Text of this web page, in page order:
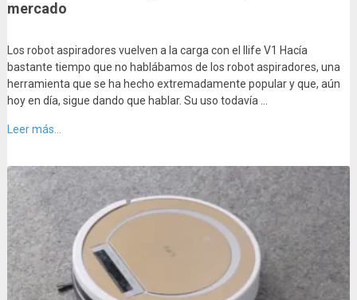
mercado
Los robot aspiradores vuelven a la carga con el Ilife V1 Hacía
bastante tiempo que no hablábamos de los robot aspiradores, una
herramienta que se ha hecho extremadamente popular y que, aún
hoy en día, sigue dando que hablar. Su uso todavía …
Leer más...